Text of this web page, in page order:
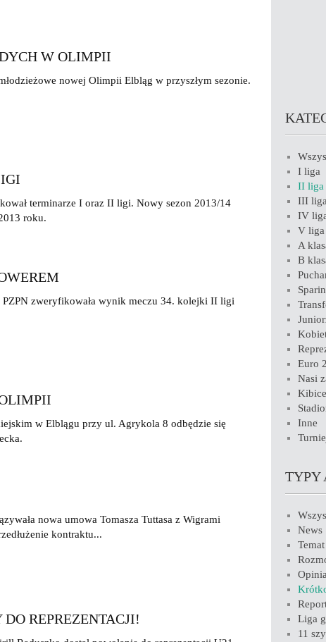
W OLIMPII
nowej Olimpii Elbląg w przyszłym sezonie.
terminarze I oraz II ligi. Nowy sezon 2013/14
roku.
zweryfikowała wynik meczu 34. kolejki II ligi
w Elblągu przy ul. Agrykola 8 odbędzie się
nowa umowa Tomasza Tuttasa z Wigrami
kontraktu...
REPREZENTACJI!
I liga
II liga
III liga
IV
V liga
A
B
Euro
Nasi
Kibice
Inne
TYPY
News
Opinia
Liga
11